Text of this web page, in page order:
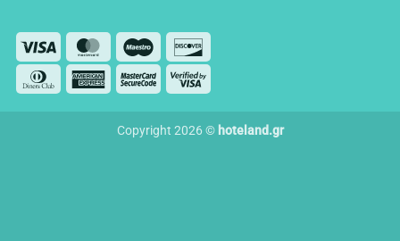
Visa MasterCardMaestro
Dinners
Club
American
Express
MasterCard
2
Visa
2
Copyright 2026 © hoteland.gr